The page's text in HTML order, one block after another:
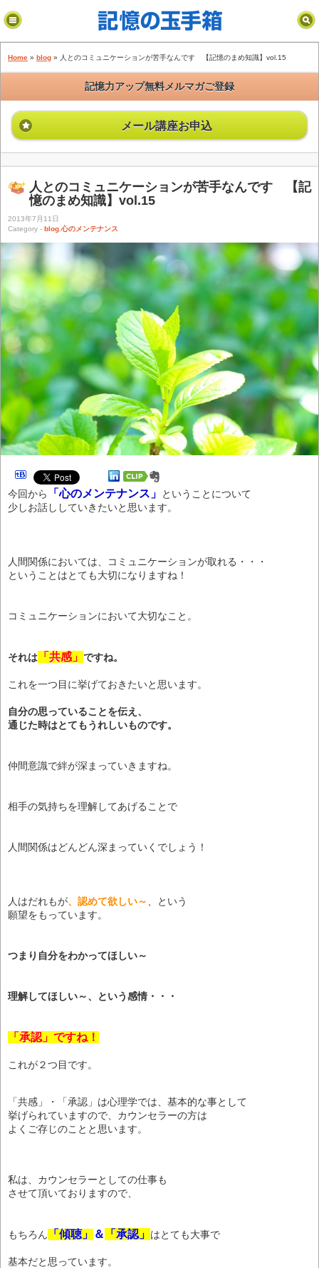
Home » blog » 人とのコミュニケーションが苦手なんです 【記憶のまめ知識】vol.15
記憶力アップ無料メルマガご登録
メール講座お申込
人とのコミュニケーションが苦手なんです 【記
憶のまめ知識】vol.15
2013年7月11日
Category - blog 心のメンテナンス
今回から 「心のメンテナンス」
ということについて
少しお話ししていきたいと思います。
人間関係においては、コミュニケーションが取れる・・・
ということはとても大切になりますね！
コミュニケーションにおいて大切なこと。
それは 「共感」 ですね。
これを一つ目に挙げておきたいと思います。
自分の思っていることを伝え、
通じた時はとてもうれしいものです。
仲間意識で絆が深まっていきますね。
相手の気持ちを理解してあげることで
人間関係はどんどん深まっていくでしょう！
人はだれもが、認めて欲しい～
、という
願望をもっています。
つまり自分をわかってほしい～
理解してほしい～、という感情・・・
「承認」ですね！
これが２つ目です。
「共感」・「承認」は心理学では、基本的な事として
挙げられていますので、カウンセラーの方は
よくご存じのことと思います。
私は、カウンセラーとしての仕事も
させて頂いておりますので、
もちろん 「傾聴」 ＆ 「承認」 はとても大事で
基本だと思っています。
プロフィール